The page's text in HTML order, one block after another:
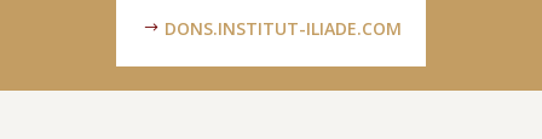
DONS.INSTITUT-ILIADE.COM